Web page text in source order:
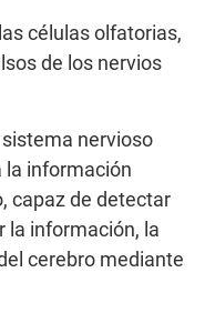
células olfatorias,
de los nervios
nervioso
la información
capaz de detectar
la información, la
cerebro mediante